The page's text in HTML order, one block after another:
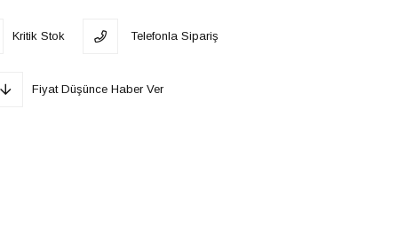
Kritik Stok Telefonla Sipariş
Fiyat Düşünce Haber Ver